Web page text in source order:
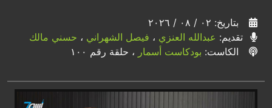
بتاريخ: ٠٢ / ٠٨ / ٢٠٢٦
تقديم: عبدالله العنزي ، فيصل الشهراني ، حسني مالك
الكاست: بودكاست أسمار ، حلقة رقم ١٠٠